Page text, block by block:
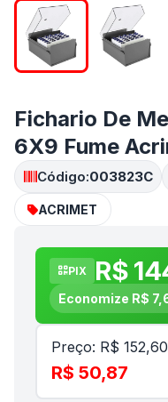
Fichario De
6X9 Fume
Código:003823C
ACRIMET
PIX R$
Economize R$
Preço: R$ 152,60
R$ 50,87